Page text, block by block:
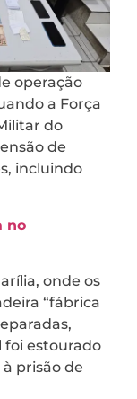
operação
a Força
do
de
incluindo
no
onde os
“fábrica
foi estourado
prisão de